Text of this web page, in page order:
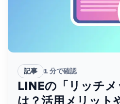
記事 1 分で確認
LINEの「リッチメ
は？活用メリット